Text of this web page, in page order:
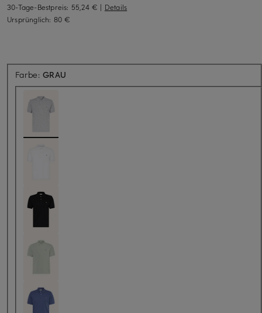
30-Tage-Bestpreis: 55,24 € | Details
Ursprünglich: 80 €
Farbe:GRAU